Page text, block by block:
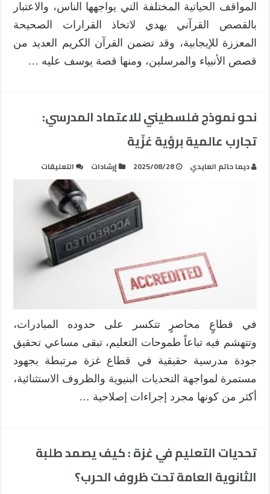
المواقف الحياتية المختلفة التي يواجهها الناس، والاعتبار
بالقصص القرآني يهدي لاتخاذ القرارات الصحيحة
المعززة للإيجابية، وقد تضمن القرآن الكريم العديد من
قصص الأنبياء والمرسلين، ومنها قصة يوسف عليه …
نحو نموذج فلسطيني للاعتماد المدرسي:
تجارب عالمية برؤية غزّية
ديما حاتم العايدي 2025/08/28 إرشادات التعليقات
فلسطيني
للاعتماد
عالمية
برؤية
في قطاعٍ محاصرٍ تتكسر على حدوده المبادرات،
وتتهشم فيه تباعاً طموحات التعليم، تبقى مساعي تحقيق
جودة مدرسية حقيقية في قطاع غزة مرتبطة بجهود
مستمرة لمواجهة التحديات البنيوية والظروف الاستثنائية،
أكثر من كونها مجرد إجراءات إصلاحية …
تحديات التعليم في غزة : كيف يصمد طلبة
الثانوية العامة تحت ظروف الحرب؟